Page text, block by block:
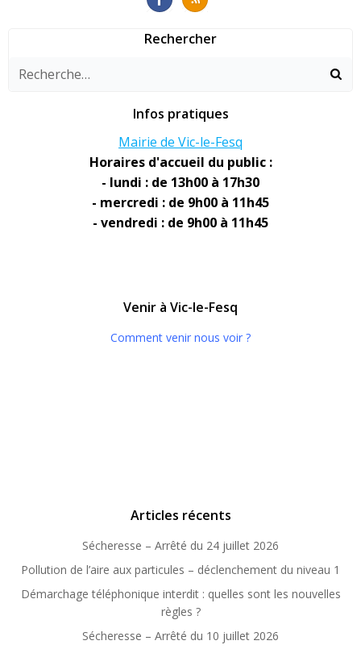
Rechercher
Infos pratiques
Mairie de Vic-le-Fesq
Horaires d'accueil du public :
- lundi : de 13h00 à 17h30
- mercredi : de 9h00 à 11h45
- vendredi : de 9h00 à 11h45
Venir à Vic-le-Fesq
Comment venir nous voir ?
Articles récents
Sécheresse – Arrêté du 24 juillet 2026
Pollution de l’aire aux particules – déclenchement du niveau 1
Démarchage téléphonique interdit : quelles sont les nouvelles
règles ?
Sécheresse – Arrêté du 10 juillet 2026